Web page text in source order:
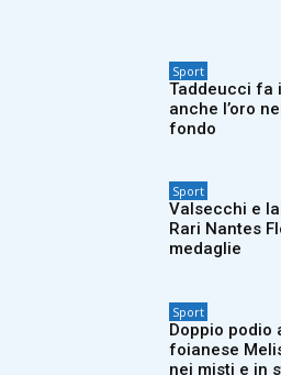
Sport
Taddeucci fa
anche l’oro
fondo
Sport
Valsecchi e
Rari Nantes
medaglie
Sport
Doppio podio
foianese
nei misti e in